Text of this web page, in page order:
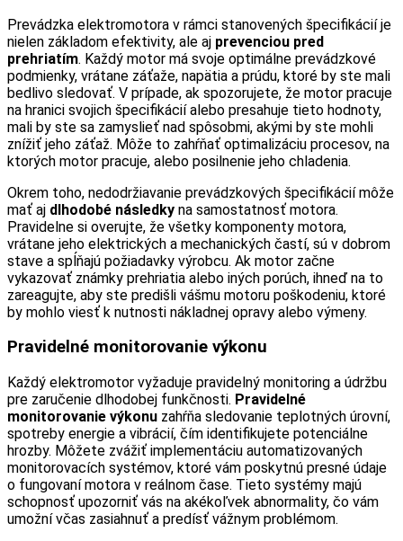
Prevádzka elektromotora v rámci stanovených špecifikácií je
nielen základom efektivity, ale aj prevenciou pred
prehriatím. Každý motor má svoje optimálne prevádzkové
podmienky, vrátane záťaže, napätia a prúdu, ktoré by ste mali
bedlivo sledovať. V prípade, ak spozorujete, že motor pracuje
na hranici svojich špecifikácií alebo presahuje tieto hodnoty,
mali by ste sa zamyslieť nad spôsobmi, akými by ste mohli
znížiť jeho záťaž. Môže to zahŕňať optimalizáciu procesov, na
ktorých motor pracuje, alebo posilnenie jeho chladenia.
Okrem toho, nedodržiavanie prevádzkových špecifikácií môže
mať aj dlhodobé následky na samostatnosť motora.
Pravidelne si overujte, že všetky komponenty motora,
vrátane jeho elektrických a mechanických častí, sú v dobrom
stave a spĺňajú požiadavky výrobcu. Ak motor začne
vykazovať známky prehriatia alebo iných porúch, ihneď na to
zareagujte, aby ste predišli vášmu motoru poškodeniu, ktoré
by mohlo viesť k nutnosti nákladnej opravy alebo výmeny.
Pravidelné monitorovanie výkonu
Každý elektromotor vyžaduje pravidelný monitoring a údržbu
pre zaručenie dlhodobej funkčnosti. Pravidelné
monitorovanie výkonu zahŕňa sledovanie teplotných úrovní,
spotreby energie a vibrácií, čím identifikujete potenciálne
hrozby. Môžete zvážiť implementáciu automatizovaných
monitorovacích systémov, ktoré vám poskytnú presné údaje
o fungovaní motora v reálnom čase. Tieto systémy majú
schopnosť upozorniť vás na akékoľvek abnormality, čo vám
umožní včas zasiahnuť a predísť vážnym problémom.